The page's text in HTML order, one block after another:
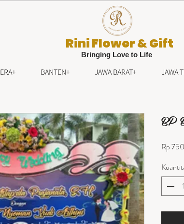
Rini Flower & Gift
Bringing Love to Life
BANTEN+ JAWA BARAT+ JAWA
BP
Rp